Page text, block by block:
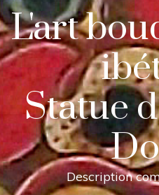
L'art
Statue
Description